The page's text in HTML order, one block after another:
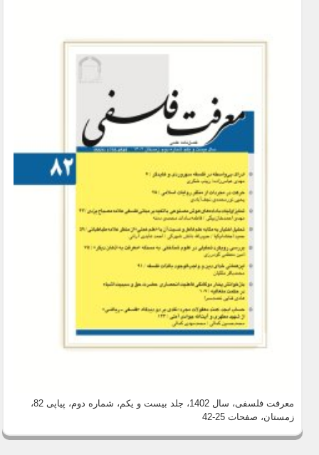
معرفت فلسفی، سال 1402، جلد بیست و یکم، شماره دوم، پیاپی 82،
زمستان، صفحات 25-42